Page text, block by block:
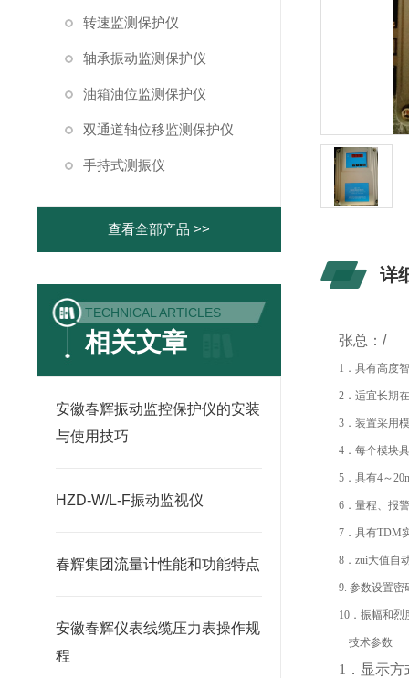
转速监测保护仪
轴承振动监测保护仪
油箱油位监测保护仪
双通道轴位移监测保护仪
手持式测振仪
查看全部产品 >>
TECHNICAL ARTICLES
相关文章
安徽春辉振动监控保护仪的安装
与使用技巧
HZD-W/L-F振动监视仪
春辉集团流量计性能和功能特点
安徽春辉仪表线缆压力表操作规
程
详
张总：/
1．具有高度
2．适宜长期
3．装置采用
4．每个模块
5．具有4～
6．量程、报
7．具有TDM
8．zui大值自
9. 参数设置密
10．振幅和烈
技术参数
1．显示